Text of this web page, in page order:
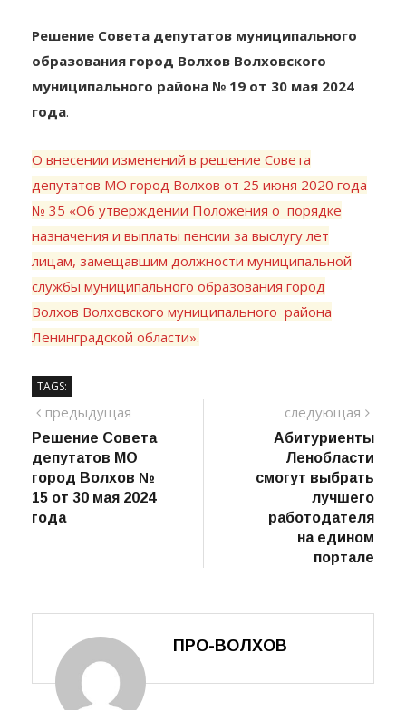
Решение Совета депутатов муниципального
образования город Волхов Волховского
муниципального района № 19 от 30 мая 2024
года.
О внесении изменений в решение Совета
депутатов МО город Волхов от 25 июня 2020 года
№ 35 «Об утверждении Положения о порядке
назначения и выплаты пенсии за выслугу лет
лицам, замещавшим должности муниципальной
службы муниципального образования город
Волхов Волховского муниципального района
Ленинградской области».
TAGS:
Навигация
по
записям
предыдущая
Решение Совета
депутатов МО
город Волхов №
15 от 30 мая 2024
года
следующая
пост
Абитуриенты
Ленобласти
смогут выбрать
лучшего
работодателя
на едином
портале
ПРО-ВОЛХОВ